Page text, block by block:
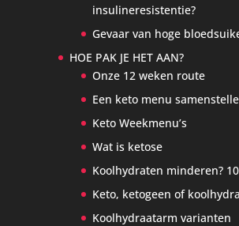
insulineresistentie?
Gevaar van hoge
HOE PAK JE HET AAN?
Onze 12 weken route
Een keto menu
Keto Weekmenu’s
Wat is ketose
Koolhydraten minderen? 10
Keto, ketogeen of
Koolhydraatarm varianten